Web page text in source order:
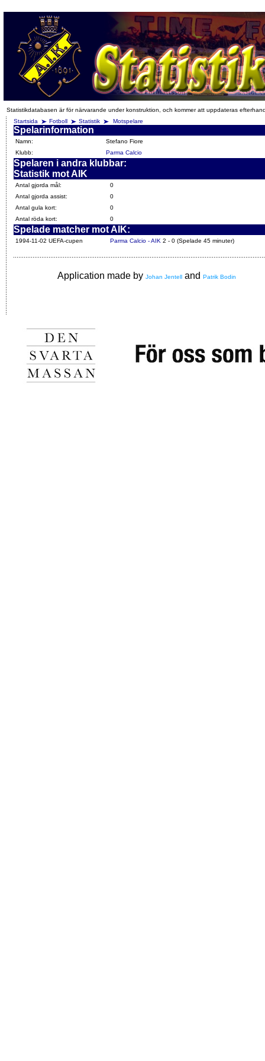
Statistikdatabasen är för närvarande under konstruktion, och kommer att uppdateras
Startsida
Fotboll Statistik Motspelare
Spelarinformation
Namn:
Stefano Fiore
Klubb:
Parma Calcio
Spelaren i andra klubbar:
Statistik mot AIK
Antal gjorda mål:
0
Antal gjorda assist:
0
Antal gula kort:
0
Antal röda kort:
0
Spelade matcher mot AIK:
1994-11-02 UEFA-cupen Parma Calcio - AIK 2 - 0 (Spelade 45 minuter)
Application made by Johan Jentell and Patrik Bodin